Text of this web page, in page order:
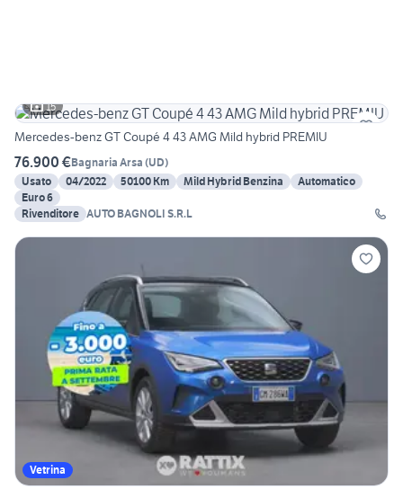
15
Mercedes-benz GT Coupé 4 43 AMG Mild hybrid PREMIU
76.900 €Bagnaria Arsa (UD)
Usato
04/2022 50100 Km Mild Hybrid Benzina
Automatico
Euro 6
Rivenditore AUTO BAGNOLI S.R.L
Vetrina